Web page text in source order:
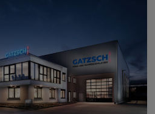
AEC, CONSENT, OGPC